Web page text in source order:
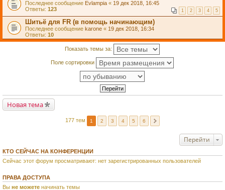
Последнее сообщение Evlampia « 19 дек 2018, 16:45
Ответы: 123 1 2 3 4 5
Шитьё для FR (в помощь начинающим)
Последнее сообщение karone « 19 дек 2018, 16:34
Ответы: 10
Показать темы за:
Поле сортировки
Новая тема
177 тем 1 2 3 4 5 6
Перейти
КТО СЕЙЧАС НА КОНФЕРЕНЦИИ
Сейчас этот форум просматривают: нет зарегистрированных пользователей
ПРАВА ДОСТУПА
Вы не можете начинать темы